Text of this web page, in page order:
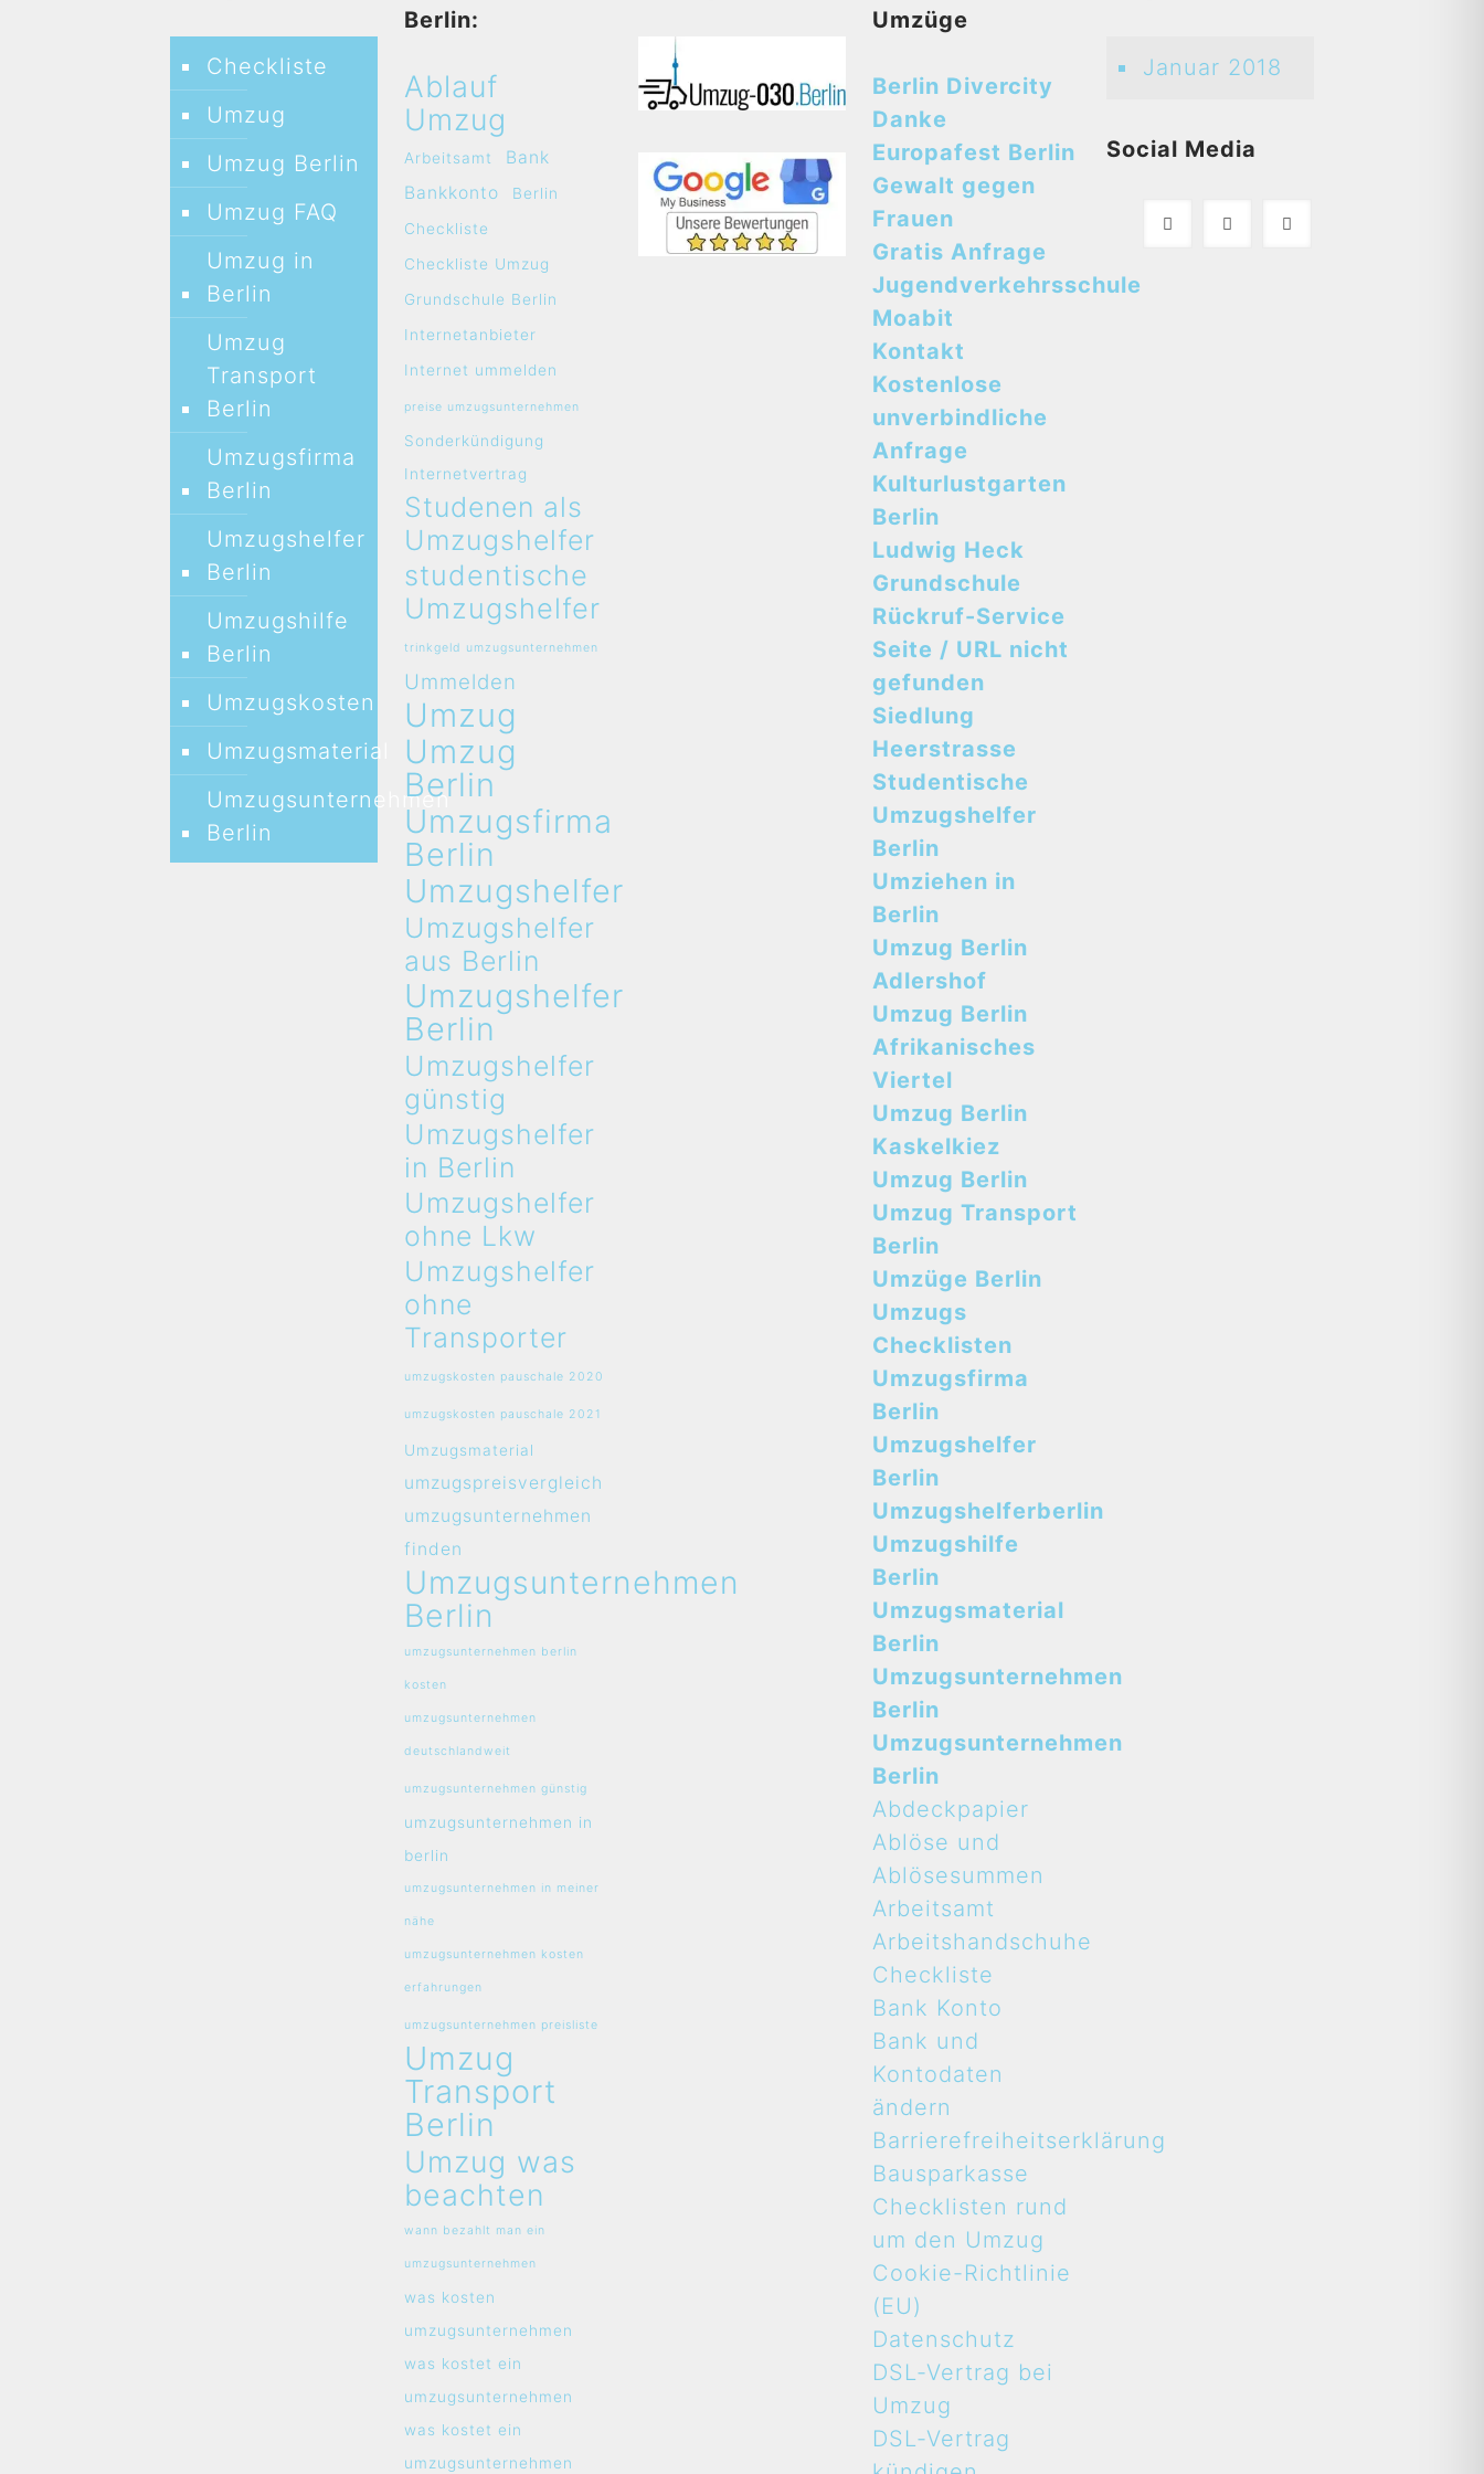
Checkliste
Umzug
Umzug Berlin
Umzug FAQ
Umzug in
Berlin
Umzug
Transport
Berlin
Umzugsfirma
Berlin
Umzugshelfer
Berlin
Umzugshilfe
Berlin
Umzugskosten
Umzugsmaterial
Umzugsunternehmen
Berlin
Berlin:
Ablauf
Umzug
Arbeitsamt
Bank
Bankkonto
Berlin
Checkliste
Checkliste Umzug
Grundschule Berlin
Internetanbieter
Internet ummelden
preise umzugsunternehmen
Sonderkündigung
Internetvertrag
Studenen als
Umzugshelfer
studentische
Umzugshelfer
trinkgeld umzugsunternehmen
Ummelden
Umzug
Umzug
Berlin
Umzugsfirma
Berlin
Umzugshelfer
Umzugshelfer
aus Berlin
Umzugshelfer
Berlin
Umzugshelfer
günstig
Umzugshelfer
in Berlin
Umzugshelfer
ohne Lkw
Umzugshelfer
ohne
Transporter
umzugskosten pauschale 2020
umzugskosten pauschale 2021
Umzugsmaterial
umzugspreisvergleich
umzugsunternehmen
finden
Umzugsunternehmen
Berlin
umzugsunternehmen berlin
kosten
umzugsunternehmen
deutschlandweit
umzugsunternehmen günstig
umzugsunternehmen in
berlin
umzugsunternehmen in meiner
nähe
umzugsunternehmen kosten
erfahrungen
umzugsunternehmen preisliste
Umzug
Transport
Berlin
Umzug was
beachten
wann bezahlt man ein
umzugsunternehmen
was kosten
umzugsunternehmen
was kostet ein
umzugsunternehmen
was kostet ein
umzugsunternehmen
Umzüge
Berlin Divercity
Danke
Europafest Berlin
Gewalt gegen
Frauen
Gratis Anfrage
Jugendverkehrsschule
Moabit
Kontakt
Kostenlose
unverbindliche
Anfrage
Kulturlustgarten
Berlin
Ludwig Heck
Grundschule
Rückruf-Service
Seite / URL nicht
gefunden
Siedlung
Heerstrasse
Studentische
Umzugshelfer
Berlin
Umziehen in
Berlin
Umzug Berlin
Adlershof
Umzug Berlin
Afrikanisches
Viertel
Umzug Berlin
Kaskelkiez
Umzug Berlin
Umzug Transport
Berlin
Umzüge Berlin
Umzugs
Checklisten
Umzugsfirma
Berlin
Umzugshelfer
Berlin
Umzugshelferberlin
Umzugshilfe
Berlin
Umzugsmaterial
Berlin
Umzugsunternehmen
Berlin
Umzugsunternehmen
Berlin
Abdeckpapier
Ablöse und
Ablösesummen
Arbeitsamt
Arbeitshandschuhe
Checkliste
Bank Konto
Bank und
Kontodaten
ändern
Barrierefreiheitserklärung
Bausparkasse
Checklisten rund
um den Umzug
Cookie-Richtlinie
(EU)
Datenschutz
DSL-Vertrag bei
Umzug
DSL-Vertrag
Januar 2018
Social Media